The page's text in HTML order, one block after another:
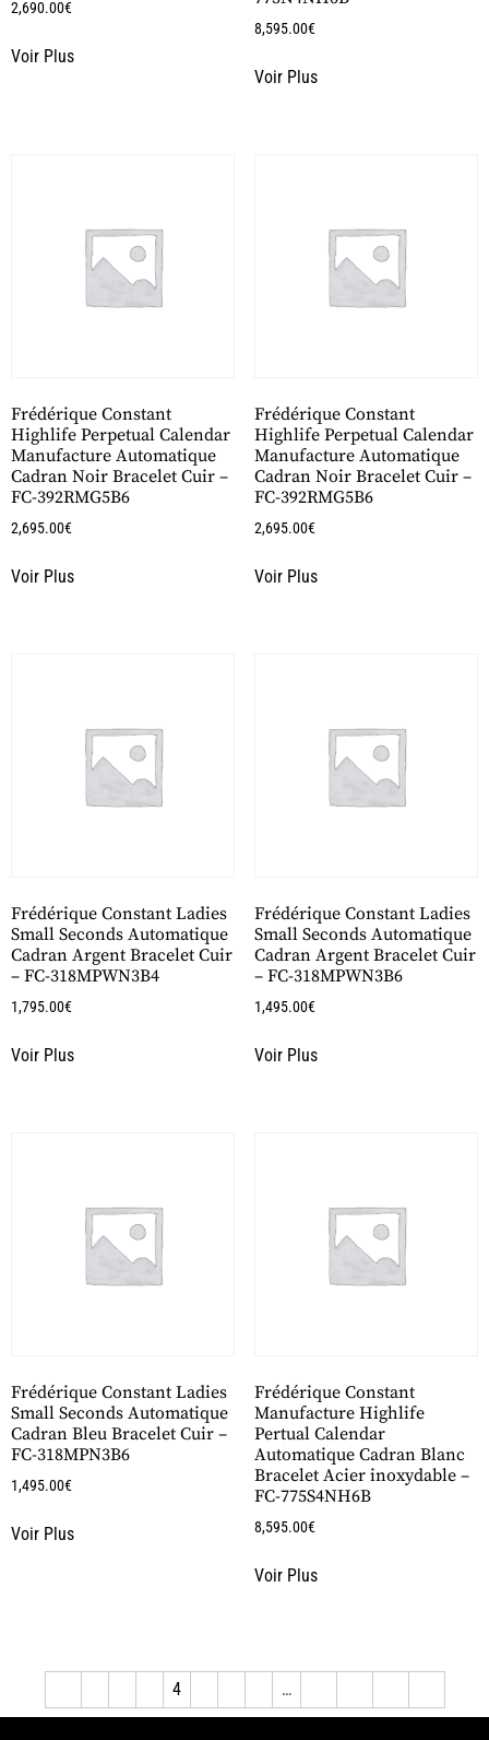
2,690.00€
Voir Plus
8,595.00€
Voir Plus
Frédérique Constant
Highlife Perpetual Calendar
Manufacture Automatique
Cadran Noir Bracelet Cuir –
FC-392RMG5B6
2,695.00€
Voir Plus
Frédérique Constant
Highlife Perpetual Calendar
Manufacture Automatique
Cadran Noir Bracelet Cuir –
FC-392RMG5B6
2,695.00€
Voir Plus
Frédérique Constant Ladies
Small Seconds Automatique
Cadran Argent Bracelet Cuir
– FC-318MPWN3B4
1,795.00€
Voir Plus
Frédérique Constant Ladies
Small Seconds Automatique
Cadran Argent Bracelet Cuir
– FC-318MPWN3B6
1,495.00€
Voir Plus
Frédérique Constant Ladies
Small Seconds Automatique
Cadran Bleu Bracelet Cuir –
FC-318MPN3B6
1,495.00€
Voir Plus
Frédérique Constant
Manufacture Highlife
Pertual Calendar
Automatique Cadran Blanc
Bracelet Acier inoxydable –
FC-775S4NH6B
8,595.00€
Voir Plus
4 …